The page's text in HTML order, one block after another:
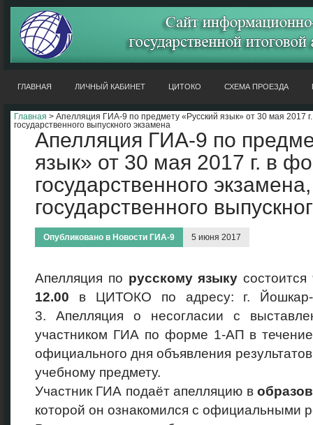
ГЛАВНАЯ ЛИЧНЫЙ КАБИНЕТ ЦИТОКО СХЕМА ПРОЕЗДА
Главная > Апелляция ГИА-9 по предмету «Русский язык» от 30 мая 2017
государственного выпускного экзамена
Апелляция ГИА-9 по
язык» от 30 мая 2017 г. в
государственного экзамена,
государственного
Опубликовано в Новости ГИА-9 5 июня 2017
Апелляция по русскому языку состоится
12.00 в ЦИТОКО по адресу: г.
3. Апелляция о несогласии с
участником ГИА по форме 1-АП в
официального дня объявления
учебному предмету.
Участник ГИА подаёт апелляцию в
которой он ознакомился с официальными